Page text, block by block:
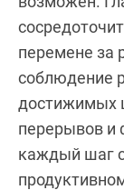
перемене за
соблюдение
достижимых
перерывов и
каждый шаг